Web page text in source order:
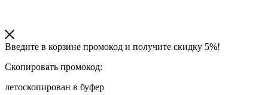
Введите в корзине промокод и получите скидку 5%!
Скопировать промокод:
летоскопирован в буфер